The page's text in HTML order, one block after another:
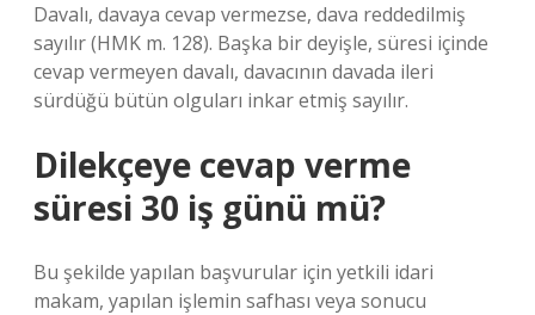
Davalı, davaya cevap vermezse, dava reddedilmiş
sayılır (HMK m. 128). Başka bir deyişle, süresi içinde
cevap vermeyen davalı, davacının davada ileri
sürdüğü bütün olguları inkar etmiş sayılır.
Dilekçeye cevap verme
süresi 30 iş günü mü?
Bu şekilde yapılan başvurular için yetkili idari
makam, yapılan işlemin safhası veya sonucu